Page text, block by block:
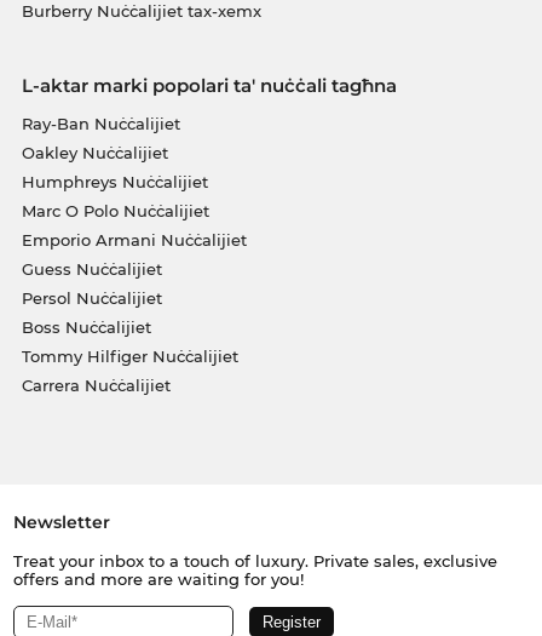
Burberry Nuċċalijiet tax-xemx
L-aktar marki popolari ta' nuċċali tagħna
Ray-Ban Nuċċalijiet
Oakley Nuċċalijiet
Humphreys Nuċċalijiet
Marc O Polo Nuċċalijiet
Emporio Armani Nuċċalijiet
Guess Nuċċalijiet
Persol Nuċċalijiet
Boss Nuċċalijiet
Tommy Hilfiger Nuċċalijiet
Carrera Nuċċalijiet
Newsletter
Treat your inbox to a touch of luxury. Private sales, exclusive
offers and more are waiting for you!